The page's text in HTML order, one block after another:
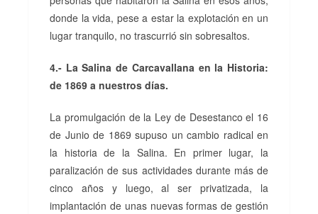
donde la vida, pese a estar la explotación en un
lugar tranquilo, no trascurrió sin sobresaltos.
4.- La Salina de Carcavallana en la Historia:
de 1869 a nuestros días.
La promulgación de la Ley de Desestanco el 16
de Junio de 1869 supuso un cambio radical en
la historia de la Salina. En primer lugar, la
paralización de sus actividades durante más de
cinco años y luego, al ser privatizada, la
implantación de unas nuevas formas de gestión